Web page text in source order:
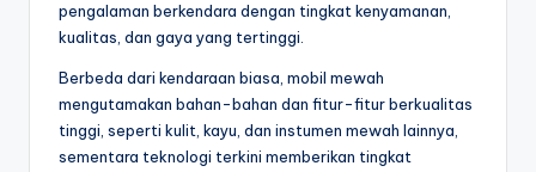
pengalaman berkendara dengan tingkat kenyamanan,
kualitas, dan gaya yang tertinggi.
Berbeda dari kendaraan biasa, mobil mewah
mengutamakan bahan-bahan dan fitur-fitur berkualitas
tinggi, seperti kulit, kayu, dan instumen mewah lainnya,
sementara teknologi terkini memberikan tingkat